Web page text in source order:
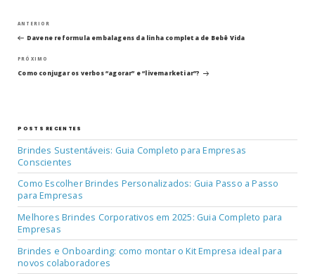
Navegação
de
Post
Post
anterior
ANTERIOR
Davene reformula embalagens da linha completa de Bebê Vida
Próximo
post
PRÓXIMO
Como conjugar os verbos “agorar” e “livemarketiar”?
POSTS RECENTES
Brindes Sustentáveis: Guia Completo para Empresas
Conscientes
Como Escolher Brindes Personalizados: Guia Passo a Passo
para Empresas
Melhores Brindes Corporativos em 2025: Guia Completo para
Empresas
Brindes e Onboarding: como montar o Kit Empresa ideal para
novos colaboradores